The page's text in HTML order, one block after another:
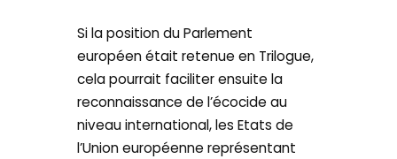
Si la position du Parlement
européen était retenue en Trilogue,
cela pourrait faciliter ensuite la
reconnaissance de l’écocide au
niveau international, les Etats de
l’Union européenne représentant